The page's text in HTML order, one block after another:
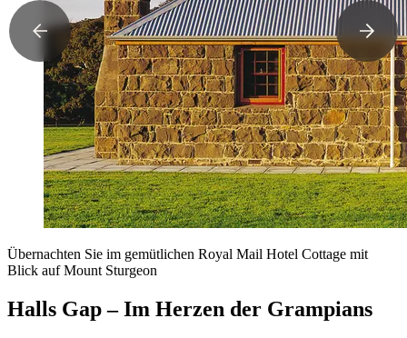
Übernachten Sie im gemütlichen Royal Mail Hotel Cottage mit
Blick auf Mount Sturgeon
Halls Gap – Im Herzen der Grampians